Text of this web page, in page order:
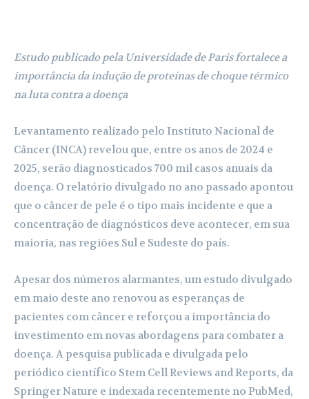
Estudo publicado pela Universidade de Paris fortalece a
importância da indução de proteínas de choque térmico
na luta contra a doença
Levantamento realizado pelo Instituto Nacional de
Câncer (INCA) revelou que, entre os anos de 2024 e
2025, serão diagnosticados 700 mil casos anuais da
doença. O relatório divulgado no ano passado apontou
que o câncer de pele é o tipo mais incidente e que a
concentração de diagnósticos deve acontecer, em sua
maioria, nas regiões Sul e Sudeste do país.
Apesar dos números alarmantes, um estudo divulgado
em maio deste ano renovou as esperanças de
pacientes com câncer e reforçou a importância do
investimento em novas abordagens para combater a
doença. A pesquisa publicada e divulgada pelo
periódico científico Stem Cell Reviews and Reports, da
Springer Nature e indexada recentemente no PubMed,